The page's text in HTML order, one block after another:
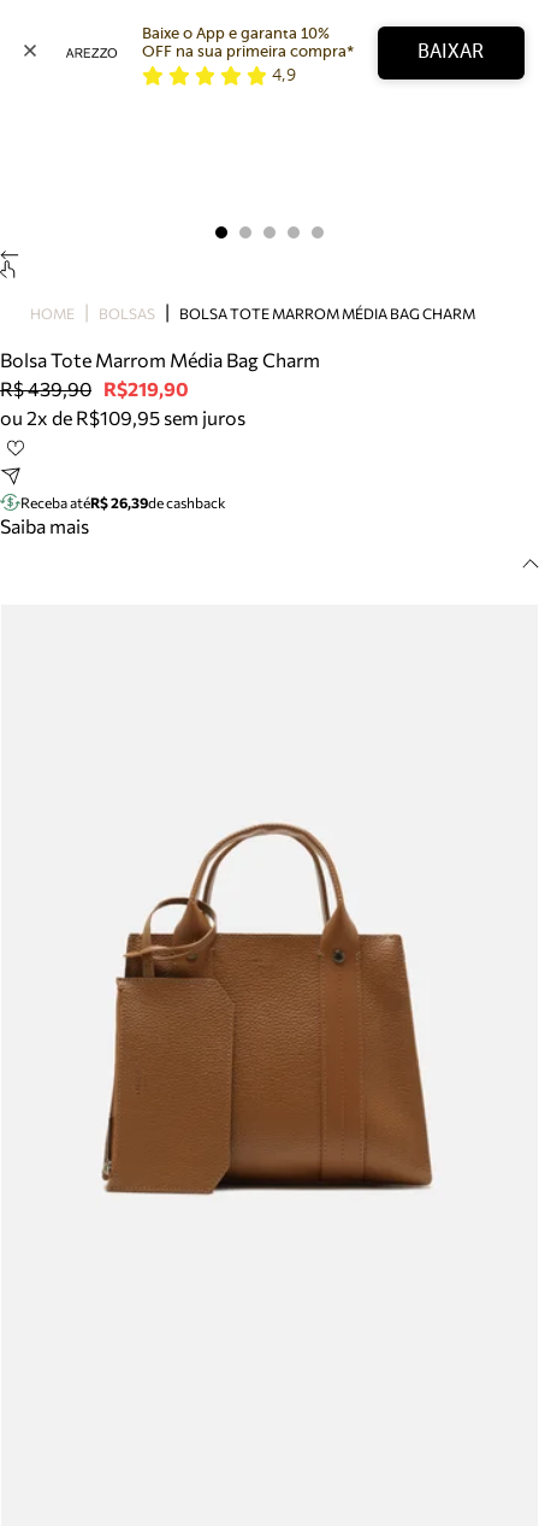
Bolsa
Tamanco
Tênis
Mule
Tire dúvidas sobre pedidos, devoluções e mais.
Baixe o App e garanta 10%
OFF na sua primeira compra*
4,9
BAIXAR
HOME BOLSAS BOLSA TOTE MARROM MÉDIA BAG CHARM
Bolsa Tote Marrom Média Bag Charm
R$ 439,90 R$219,90
ou 2x de R$109,95 sem juros
Receba atéR$ 26,39de cashback
Saiba mais